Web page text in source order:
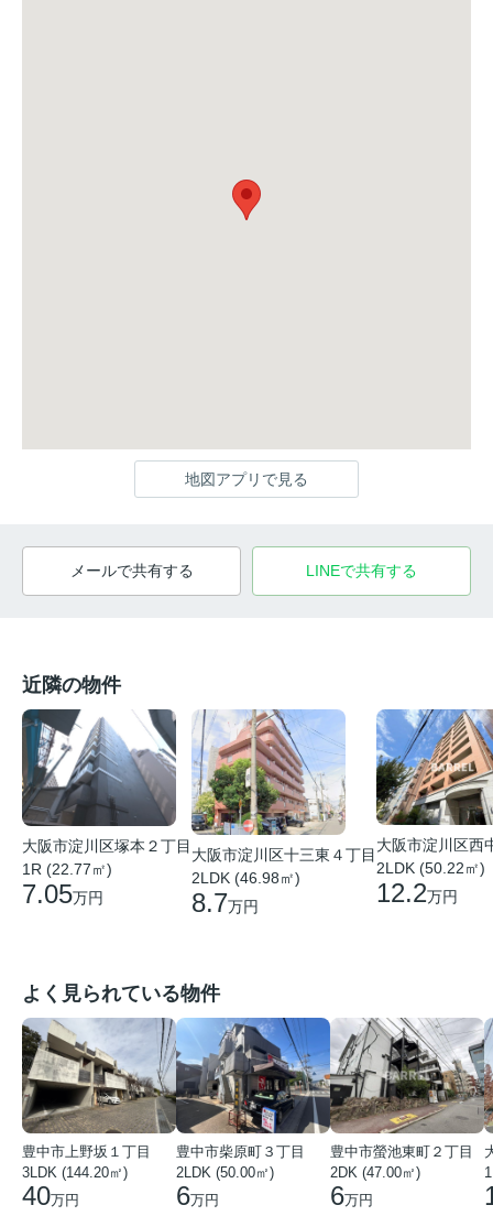
地図アプリで見る
メールで共有する LINEで共有する
近隣の物件
大阪市淀川区塚本２丁目
1R (22.77㎡)
7.05万円
大阪市淀川区十三東４丁目
2LDK (46.98㎡)
8.7万円
大阪市淀川区西
2LDK (50.22㎡)
12.2万円
よく見られている物件
豊中市上野坂１丁目
3LDK (144.20㎡)
40万円
豊中市柴原町３丁目
2LDK (50.00㎡)
6万円
豊中市螢池東町２丁目
2DK (47.00㎡)
6万円